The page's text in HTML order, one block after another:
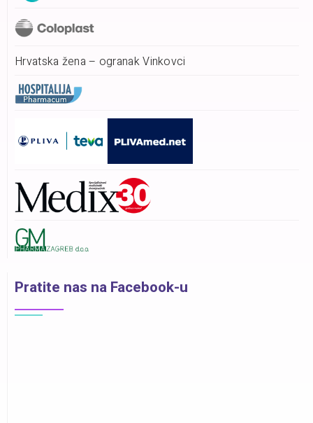
Hrvatska žena – ogranak Vinkovci
Pratite nas na Facebook-u